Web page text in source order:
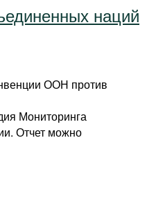
наций
ООН против
Мониторинга
Отчет можно